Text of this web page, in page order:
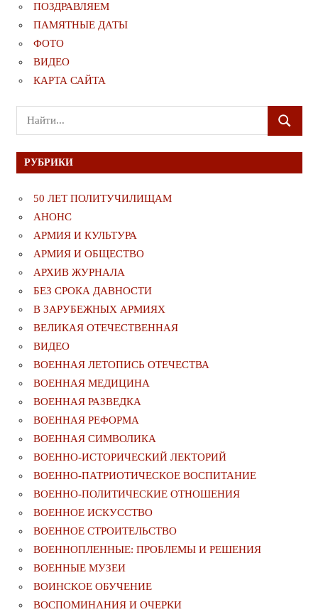
ПОЗДРАВЛЯЕМ
ПАМЯТНЫЕ ДАТЫ
ФОТО
ВИДЕО
КАРТА САЙТА
Поиск
для:
ПОИСК
РУБРИКИ
50 ЛЕТ ПОЛИТУЧИЛИЩАМ
АНОНС
АРМИЯ И КУЛЬТУРА
АРМИЯ И ОБЩЕСТВО
АРХИВ ЖУРНАЛА
БЕЗ СРОКА ДАВНОСТИ
В ЗАРУБЕЖНЫХ АРМИЯХ
ВЕЛИКАЯ ОТЕЧЕСТВЕННАЯ
ВИДЕО
ВОЕННАЯ ЛЕТОПИСЬ ОТЕЧЕСТВА
ВОЕННАЯ МЕДИЦИНА
ВОЕННАЯ РАЗВЕДКА
ВОЕННАЯ РЕФОРМА
ВОЕННАЯ СИМВОЛИКА
ВОЕННО-ИСТОРИЧЕСКИЙ ЛЕКТОРИЙ
ВОЕННО-ПАТРИОТИЧЕСКОЕ ВОСПИТАНИЕ
ВОЕННО-ПОЛИТИЧЕСКИE ОТНОШЕНИЯ
ВОЕННОЕ ИСКУССТВО
ВОЕННОЕ СТРОИТЕЛЬСТВО
ВОЕННОПЛЕННЫЕ: ПРОБЛЕМЫ И РЕШЕНИЯ
ВОЕННЫЕ МУЗЕИ
ВОИНСКОЕ ОБУЧЕНИЕ
ВОСПОМИНАНИЯ И ОЧЕРКИ